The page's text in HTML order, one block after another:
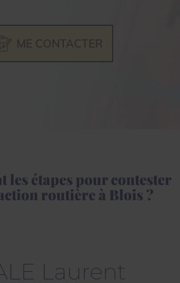
ME CONTACTER
les étapes pour contester
routière à Blois ?
Laurent